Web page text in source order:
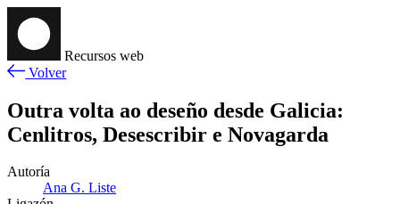
Recursos web
Volver
Outra volta ao deseño desde Galicia:
Cenlitros, Desescribir e Novagarda
Autoría
Ana G. Liste